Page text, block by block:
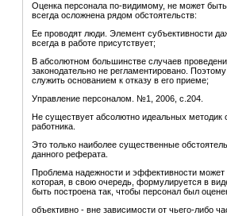
Оценка персонала по-видимому, не может
всегда осложнена рядом обстоятельств:
Ее проводят люди. Элемент субъективности
всегда в работе присутствует;
В абсолютном большинстве случаев
законодательно не регламентировано.
служить основанием к отказу в его приеме;
Управление персоналом. №1, 2006, с.204.
Не существует абсолютно идеальных методик
работника.
Это только наиболее существенные
данного реферата.
Проблема надежности и эффективности может
которая, в свою очередь, формулируется в
быть построена так, чтобы персонал был
объективно - вне зависимости от чьего-либо